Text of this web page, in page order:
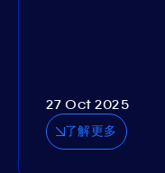
27 Oct 2025
了解更多